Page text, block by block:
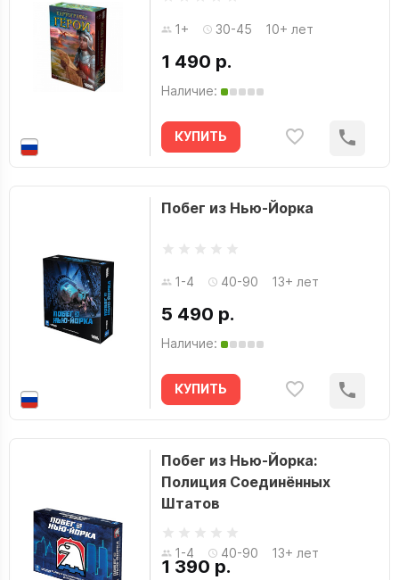
1+ 30-45 10+ лет
1 490 р.
Наличие:
КУПИТЬ
Побег из Нью-Йорка
1-4 40-90 13+ лет
5 490 р.
Наличие:
КУПИТЬ
Побег из Нью-Йорка:
Полиция Соединённых
Штатов
1-4 40-90 13+ лет
1 390 р.